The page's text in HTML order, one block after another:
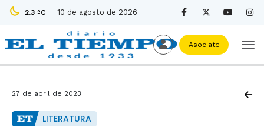
2.3 ºC 10 de agosto de 2026
Asociate
27 de abril de 2023
LITERATURA